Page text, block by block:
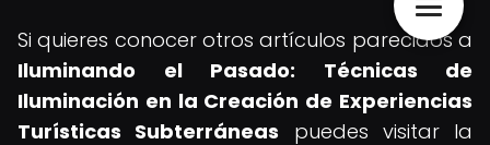
Si quieres conocer otros artículos parecidos a
Iluminando el Pasado: Técnicas de
Iluminación en la Creación de Experiencias
Turísticas Subterráneas puedes visitar la